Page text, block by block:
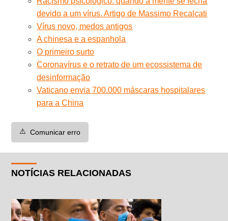
devido a um vírus. Artigo de Massimo Recalcati
Vírus novo, medos antigos
A chinesa e a espanhola
O primeiro surto
Coronavírus e o retrato de um ecossistema de
desinformação
Vaticano envia 700.000 máscaras hospitalares
para a China
⚠️ Comunicar erro
NOTÍCIAS RELACIONADAS